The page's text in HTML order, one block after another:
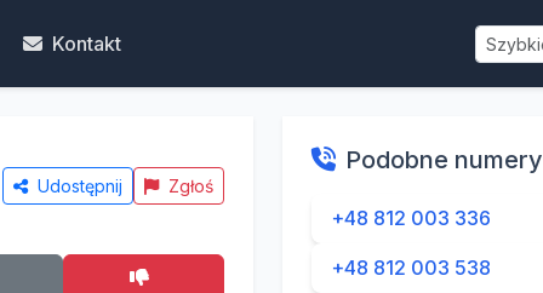
Kontakt
Udostępnij Zgłoś
Podobne numery
+48 812 003 336
+48 812 003 538